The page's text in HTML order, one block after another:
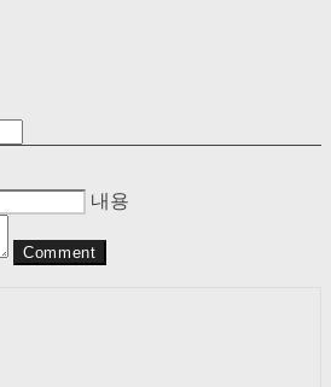
내용
Comment